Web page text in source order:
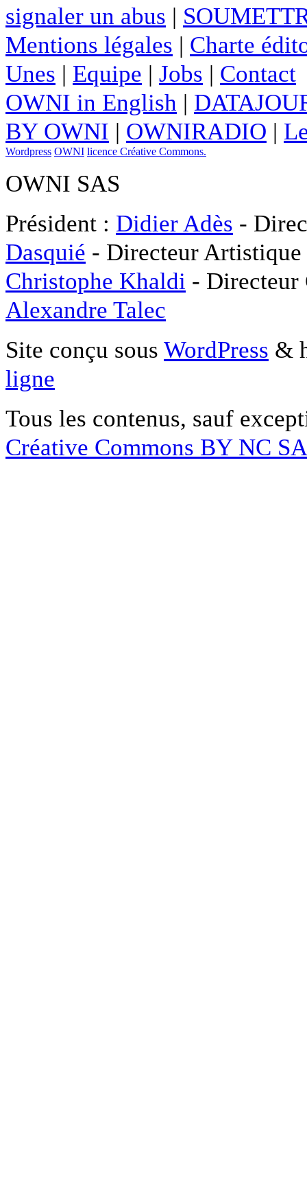
signaler un abus |
Mentions légales | Charte
Unes | Equipe | Jobs | Contact
OWNI in English |
BY OWNI | OWNIRADIO |
Wordpress OWNI licence Créative Commons.
OWNI SAS
Président : Didier Adès -
Dasquié - Directeur
Christophe Khaldi -
Alexandre Talec
Site conçu sous WordPress &
ligne
Tous les contenus, sauf
Créative Commons BY NC SA